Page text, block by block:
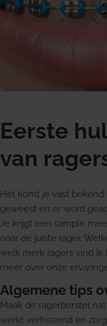
Eerste
van
Het komt je vast
geweest en er word
Je krijgt een sample
naar de juiste rager.
welk merk ragers vind
meer over onze
Algemene tips
Maak de ragerborstel
werkt verfrissend en